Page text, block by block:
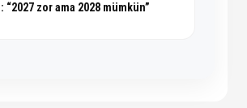
“2027 zor ama 2028 mümkün”